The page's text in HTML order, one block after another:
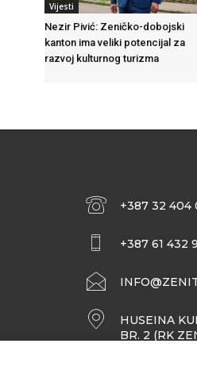
Vijesti
Nezir Pivić: Zeničko-dobojski
kanton ima veliki potencijal za
razvoj kulturnog turizma
+387 32 404
+387 61 432
HUSEINA
BR. 2 (RK